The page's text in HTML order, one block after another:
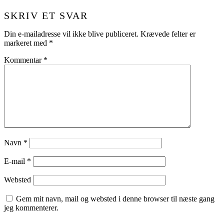
SKRIV ET SVAR
Din e-mailadresse vil ikke blive publiceret. Krævede felter er
markeret med *
Kommentar *
Navn *
E-mail *
Websted
Gem mit navn, mail og websted i denne browser til næste gang
jeg kommenterer.